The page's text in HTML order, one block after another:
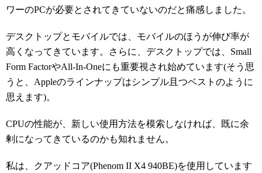
ワーのPCが必要とされてきていないのだと痛感しました。
デスクトップとモバイルでは、モバイルのほうが伸び率が
高くなってきています。さらに、デスクトップでは、Small
Form FactorやAll-In-Oneにも重要視され始めています(そう思
うと、Appleのラインナップはシンプル且つベストのように
思えます)。
CPUの性能が、新しい使用方法を模索しなければ、既に余
剰になってきているのかも知れません。
私は、クアッドコア(Phenom II X4 940BE)を使用しています